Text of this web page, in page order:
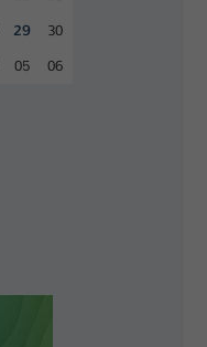
29 30
05 06